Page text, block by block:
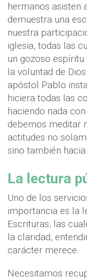
hermanos asisten
demuestra una
nuestra
iglesia, todas las
un gozoso
la voluntad de
apóstol Pablo
hiciera todas las
haciendo nada
debemos meditar
actitudes no
sino también
La lectura
Uno de los
importancia es la
Escrituras, las
la claridad,
carácter merece.
Necesitamos